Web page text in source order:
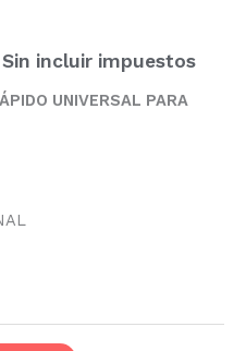
Sin incluir impuestos
UNIVERSAL PARA